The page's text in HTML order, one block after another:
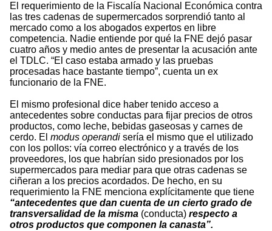
El requerimiento de la Fiscalía Nacional Económica contra
las tres cadenas de supermercados sorprendió tanto al
mercado como a los abogados expertos en libre
competencia. Nadie entiende por qué la FNE dejó pasar
cuatro años y medio antes de presentar la acusación ante
el TDLC. “El caso estaba armado y las pruebas
procesadas hace bastante tiempo”, cuenta un ex
funcionario de la FNE.
El mismo profesional dice haber tenido acceso a
antecedentes sobre conductas para fijar precios de otros
productos, como leche, bebidas gaseosas y carnes de
cerdo. El modus operandi sería el mismo que el utilizado
con los pollos: vía correo electrónico y a través de los
proveedores, los que habrían sido presionados por los
supermercados para mediar para que otras cadenas se
ciñeran a los precios acordados. De hecho, en su
requerimiento la FNE menciona explícitamente que tiene
“antecedentes que dan cuenta de un cierto grado de
transversalidad de la misma (conducta) respecto a
otros productos que componen la canasta”.